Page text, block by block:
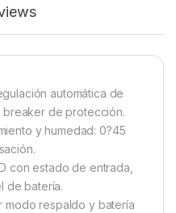
automática de
de protección.
y humedad: 0?45
con estado de entrada,
de batería.
modo respaldo y batería